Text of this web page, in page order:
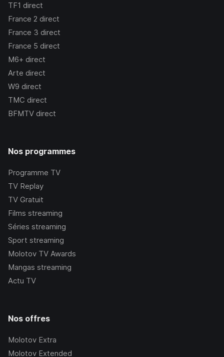
TF1 direct
France 2 direct
France 3 direct
France 5 direct
M6+ direct
Arte direct
W9 direct
TMC direct
BFMTV direct
Nos programmes
Programme TV
TV Replay
TV Gratuit
Films streaming
Séries streaming
Sport streaming
Molotov TV Awards
Mangas streaming
Actu TV
Nos offres
Molotov Extra
Molotov Extended